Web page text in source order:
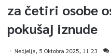
za četiri osobe
pokušaj iznude
Nedjelja, 5 Oktobra 2025, 11:23